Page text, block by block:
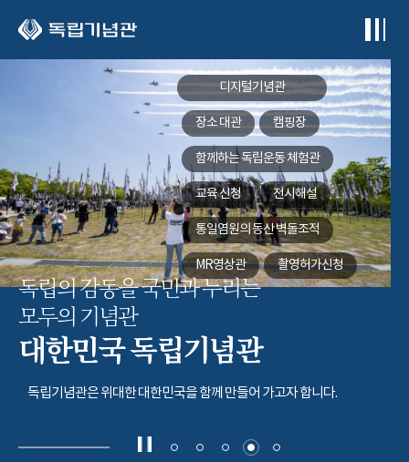
디지털기념관
장소 대관 캠핑장
함께하는독립운동 체험관
교육 신청 전시해설
통일염원의 동산벽돌조적
MR영상관 촬영허가신청
독립의 감동을 국민과 누리는
모두의 기념관
대한민국 독립기념관
독립기념관은 위대한 대한민국을 함께 만들어 가고자 합니다.